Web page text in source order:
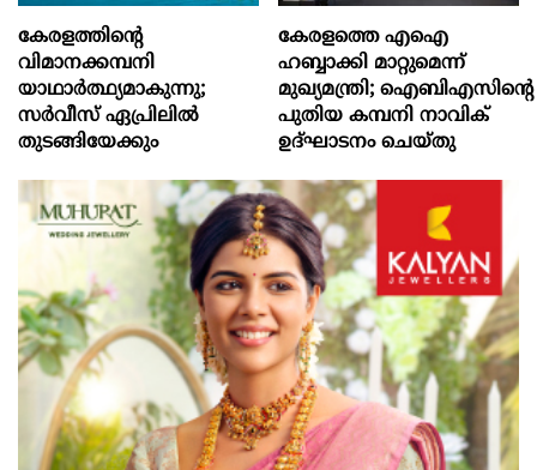
കേരളത്തിന്റെ
വിമാനക്കമ്പനി
യാഥാര്‍ത്ഥ്യമാകുന്നു;
സര്‍വീസ് ഏപ്രിലില്‍
തുടങ്ങിയേക്കും
കേരളത്തെ എഐ
ഹബ്ബാക്കി മാറ്റുമെന്ന്
മുഖ്യമന്ത്രി; ഐബിഎസിന്റെ
പുതിയ കമ്പനി നാവിക്
ഉദ്ഘാടനം ചെയ്തു